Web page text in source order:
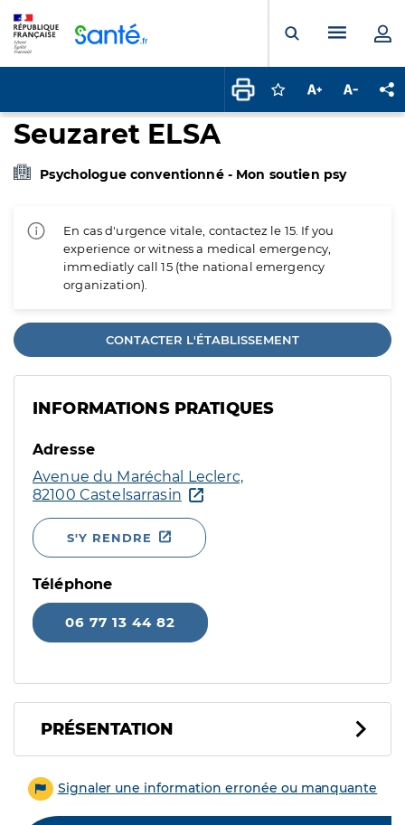
Ouvrir laMenu
Connectez-vous
Augmenter la
Seuzaret ELSA
Psychologue conventionné - Mon soutien psy
En cas d'urgence vitale, contactez le 15. If you
experience or witness a medical emergency,
immediatly call 15 (the national emergency
organization).
CONTACTER L'ÉTABLISSEMENT
INFORMATIONS PRATIQUES
Adresse
Avenue du Maréchal Leclerc,
82100 Castelsarrasin
S'Y RENDRE
Téléphone
06 77 13 44 82
PRÉSENTATION
Signaler une information erronée ou manquante